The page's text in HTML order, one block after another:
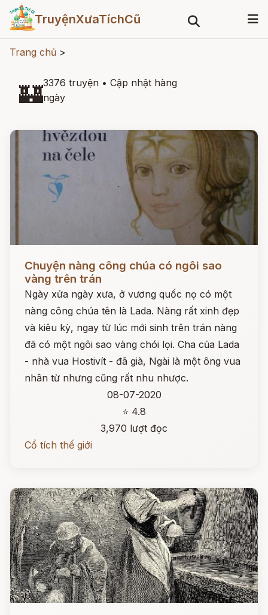
TruyệnXưaTíchCũ
Trang chủ >
🏰3376 truyện • Cập nhật hàng
ngày
Chuyện nàng công chúa có ngôi sao
vàng trên trán
Ngày xửa ngày xưa, ở vương quốc nọ có một
nàng công chúa tên là Lada. Nàng rất xinh đẹp
và kiêu kỳ, ngay từ lúc mới sinh trên trán nàng
đã có một ngôi sao vàng chói lọi. Cha của Lada
- nhà vua Hostivít - đã già, Ngài là một ông vua
nhân từ nhưng cũng rất nhu nhược.
08-07-2020
⭐ 4.8
3,970 lượt đọc
Cổ tích thế giới